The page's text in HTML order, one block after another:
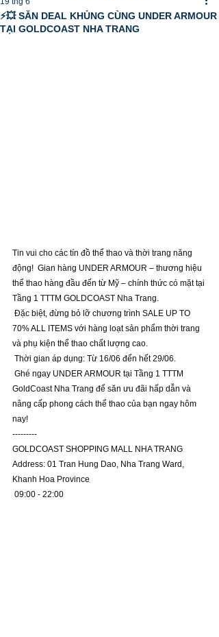
⚡💥 SĂN DEAL KHỦNG CÙNG UNDER ARMOUR
TẠI GOLDCOAST NHA TRANG
Tin vui cho các tín đồ thể thao và thời trang năng
động!  Gian hàng UNDER ARMOUR – thương hiệu
thể thao hàng đầu đến từ Mỹ – chính thức có mặt tại
Tầng 1 TTTM GOLDCOAST Nha Trang.
Đặc biệt, đừng bỏ lỡ chương trình SALE UP TO
70% ALL ITEMS với hàng loạt sản phẩm thời trang
và phụ kiện thể thao chất lượng cao.
Thời gian áp dụng: Từ 16/06 đến hết 29/06.
Ghé ngay UNDER ARMOUR tại Tầng 1 TTTM
GoldCoast Nha Trang để săn ưu đãi hấp dẫn và
nâng cấp phong cách thể thao của bạn ngay hôm
nay!
---------
GOLDCOAST SHOPPING MALL NHA TRANG
Address: 01 Tran Hung Dao, Nha Trang Ward,
Khanh Hoa Province
09:00 - 22:00